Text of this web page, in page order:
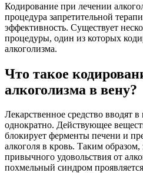
Кодирование при лечении
процедура запретительной
эффективность. Существует
процедуры, один из которых
алкоголизма.
Что такое
алкоголизма в вену?
Лекарственное средство вводят
однократно. Действующее
блокирует ферменты печени и
алкоголя в кровь. Таким
привычного удовольствия от
похмельный синдром